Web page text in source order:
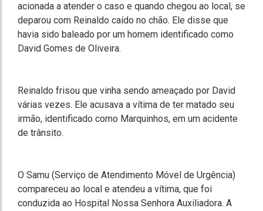
acionada a atender o caso e quando chegou ao local, se
deparou com Reinaldo caído no chão. Ele disse que
havia sido baleado por um homem identificado como
David Gomes de Oliveira.
Reinaldo frisou que vinha sendo ameaçado por David
várias vezes. Ele acusava a vítima de ter matado seu
irmão, identificado como Marquinhos, em um acidente
de trânsito.
O Samu (Serviço de Atendimento Móvel de Urgência)
compareceu ao local e atendeu a vítima, que foi
conduzida ao Hospital Nossa Senhora Auxiliadora. A